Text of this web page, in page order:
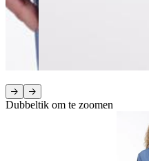
Dubbeltik om te zoomen